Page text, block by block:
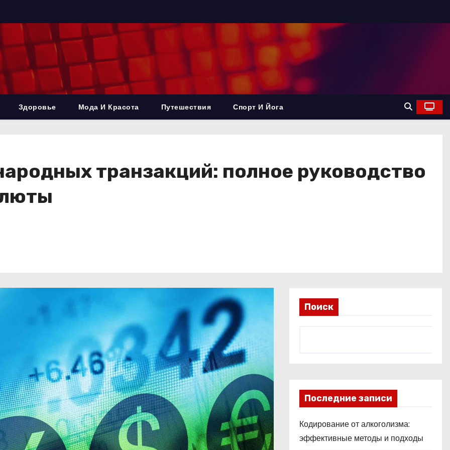
Здоровье Мода И Красота Путешествия Спорт И Йога
транзакций: полное руководство
Поиск
Последние записи
Кодирование от алкоголизма:
эффективные методы и подходы